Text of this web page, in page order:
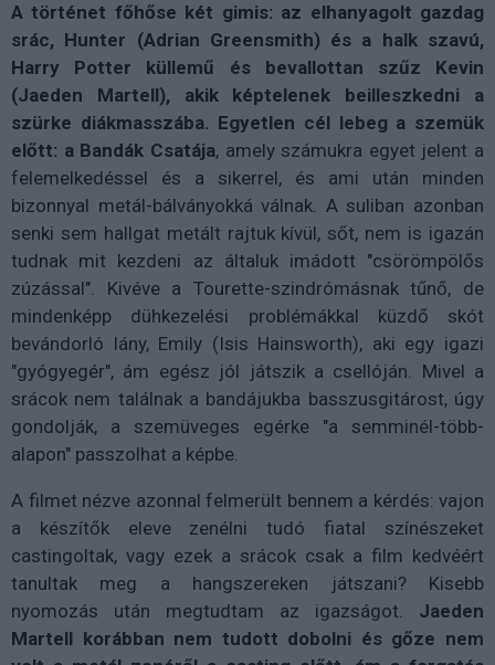
A történet főhőse két gimis: az elhanyagolt gazdag
srác, Hunter (Adrian Greensmith) és a halk szavú,
Harry Potter küllemű és bevallottan szűz Kevin
(Jaeden Martell), akik képtelenek beilleszkedni a
szürke diákmasszába. Egyetlen cél lebeg a szemük
előtt: a Bandák Csatája, amely számukra egyet jelent a
felemelkedéssel és a sikerrel, és ami után minden
bizonnyal metál-bálványokká válnak. A suliban azonban
senki sem hallgat metált rajtuk kívül, sőt, nem is igazán
tudnak mit kezdeni az általuk imádott "csörömpölős
zúzással". Kivéve a Tourette-szindrómásnak tűnő, de
mindenképp dühkezelési problémákkal küzdő skót
bevándorló lány, Emily (Isis Hainsworth), aki egy igazi
"gyógyegér", ám egész jól játszik a csellóján. Mivel a
srácok nem találnak a bandájukba basszusgitárost, úgy
gondolják, a szemüveges egérke "a semminél-több-
alapon" passzolhat a képbe.
A filmet nézve azonnal felmerült bennem a kérdés: vajon
a készítők eleve zenélni tudó fiatal színészeket
castingoltak, vagy ezek a srácok csak a film kedvéért
tanultak meg a hangszereken játszani? Kisebb
nyomozás után megtudtam az igazságot. Jaeden
Martell korábban nem tudott dobolni és gőze nem